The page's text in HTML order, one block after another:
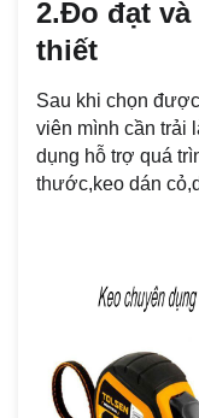
2.Đo đạt và
thiết
Sau khi chọn
viên mình cần trải
dụng hỗ trợ quá
thước,keo dán